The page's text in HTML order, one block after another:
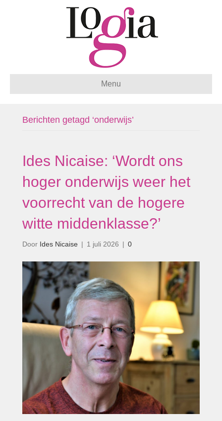
Menu
Berichten getagd ‘onderwijs’
Ides Nicaise: ‘Wordt ons
hoger onderwijs weer het
voorrecht van de hogere
witte middenklasse?’
Door Ides Nicaise | 1 juli 2026 | 0